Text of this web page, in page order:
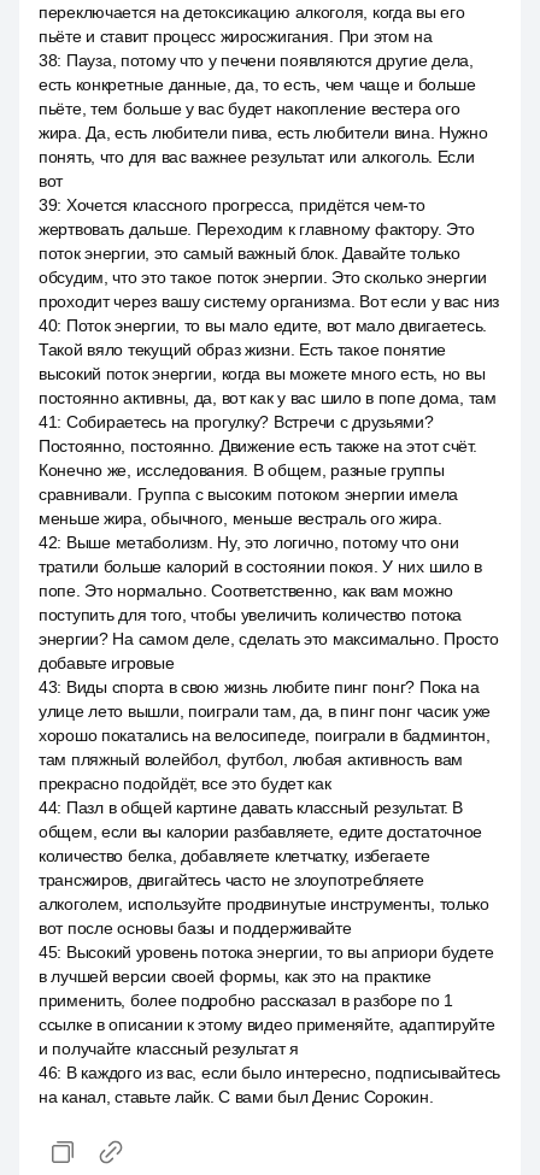
переключается на детоксикацию алкоголя, когда вы его
пьёте и ставит процесс жиросжигания. При этом на
38: Пауза, потому что у печени появляются другие дела,
есть конкретные данные, да, то есть, чем чаще и больше
пьёте, тем больше у вас будет накопление вестера ого
жира. Да, есть любители пива, есть любители вина. Нужно
понять, что для вас важнее результат или алкоголь. Если
вот
39: Хочется классного прогресса, придётся чем-то
жертвовать дальше. Переходим к главному фактору. Это
поток энергии, это самый важный блок. Давайте только
обсудим, что это такое поток энергии. Это сколько энергии
проходит через вашу систему организма. Вот если у вас низ
40: Поток энергии, то вы мало едите, вот мало двигаетесь.
Такой вяло текущий образ жизни. Есть такое понятие
высокий поток энергии, когда вы можете много есть, но вы
постоянно активны, да, вот как у вас шило в попе дома, там
41: Собираетесь на прогулку? Встречи с друзьями?
Постоянно, постоянно. Движение есть также на этот счёт.
Конечно же, исследования. В общем, разные группы
сравнивали. Группа с высоким потоком энергии имела
меньше жира, обычного, меньше вестраль ого жира.
42: Выше метаболизм. Ну, это логично, потому что они
тратили больше калорий в состоянии покоя. У них шило в
попе. Это нормально. Соответственно, как вам можно
поступить для того, чтобы увеличить количество потока
энергии? На самом деле, сделать это максимально. Просто
добавьте игровые
43: Виды спорта в свою жизнь любите пинг понг? Пока на
улице лето вышли, поиграли там, да, в пинг понг часик уже
хорошо покатались на велосипеде, поиграли в бадминтон,
там пляжный волейбол, футбол, любая активность вам
прекрасно подойдёт, все это будет как
44: Пазл в общей картине давать классный результат. В
общем, если вы калории разбавляете, едите достаточное
количество белка, добавляете клетчатку, избегаете
трансжиров, двигайтесь часто не злоупотребляете
алкоголем, используйте продвинутые инструменты, только
вот после основы базы и поддерживайте
45: Высокий уровень потока энергии, то вы априори будете
в лучшей версии своей формы, как это на практике
применить, более подробно рассказал в разборе по 1
ссылке в описании к этому видео применяйте, адаптируйте
и получайте классный результат я
46: В каждого из вас, если было интересно, подписывайтесь
на канал, ставьте лайк. С вами был Денис Сорокин.